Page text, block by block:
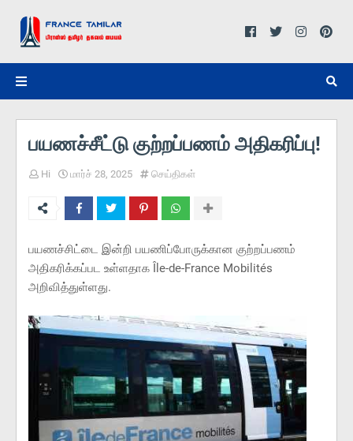
பயணச்சீட்டு குற்றப்பணம் அதிகரிப்பு!
Hi மார்ச் 28, 2025 செய்திகள்
பயணச்சிட்டை இன்றி பயணிப்போருக்கான குற்றப்பணம்
அதிகரிக்கப்பட உள்ளதாக Île-de-France Mobilités
அறிவித்துள்ளது.